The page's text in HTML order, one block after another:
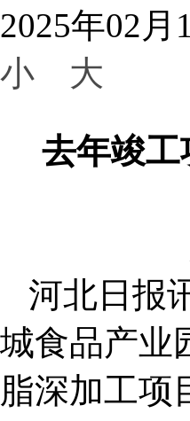
2025年02月
小
大
去年竣工
河北日报
城食品产业
脂深加工项